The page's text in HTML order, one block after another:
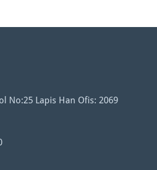
No:25 Lapis Han Ofis: 2069